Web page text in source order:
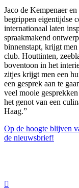
Jaco de Kempenaer
begrippen eigentijdse
internationaal laten
spraakmakend
binnenstapt, krijgt
club. Houttinten,
boventoon in het
zitjes krijgt men een
een gesprek aan te
veel mooie
het genot van een
Haag.”
Op de hoogte blijven
de nieuwsbrief!
